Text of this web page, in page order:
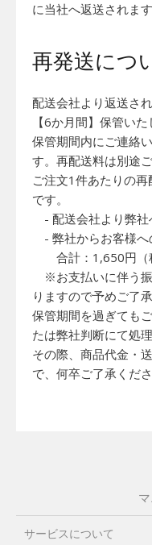
に当社へ返送されます
再発送につ
配送会社より返送さ
【6か月間】保管いた
保管期間内にご連絡
す。再配送料は別途
ご注文1件あたりの
です。
- 配送会社より弊社
- 弊社からお客様へ
合計：1,650円（
※お支払いに伴う振
りますので予めご了
保管期間を過ぎても
たは弊社判断にて処
その際、商品代金・
で、何卒ご了承くださ
サービスについて